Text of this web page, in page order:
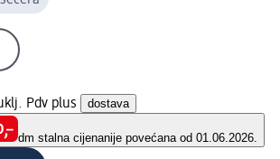
Pdv plus dostava
dm stalna cijenanije povećana od 01.06.2026.